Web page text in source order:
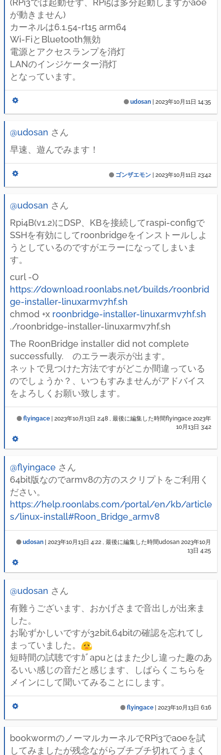
(RPi3では起動せず、RPi5は多分起動しますがaoe
が動きません)
カーネルは6.1.54-rt15 arm64
Wi-FiとBluetooth無効
電源とアクセスランプを消灯
LANのインジケーター消灯
となっています。
udosan 2023年10月11日 14:35
@udosan さん
早速、遊んでみます！
ゴンザエモン 2023年10月11日 23:42
@udosan さん
Rpi4B(v1.2)にDSP、KBを接続してraspi-configで
SSHを有効にしてroonbridgeをインストールしよ
うとしているのですがエラーになってしまいま
す。
curl -O
https://download.roonlabs.net/builds/roonbrid
ge-installer-linuxarmv7hf.sh
chmod +x roonbridge-installer-linuxarmv7hf.sh
./roonbridge-installer-linuxarmv7hf.sh
The RoonBridge installer did not complete
successfully. のエラー表示が出ます。
ネットで見つけた方法ですがどこか間違っている
のでしょうか？、いつもすみませんがアドバイス
をよろしくお願い致します。
flyingace 2023年10月13日 2:48 , 最後に編集した時間flyingace 2023年
10月13日 3:42
@flyingace さん
64bit版なのでarmv8の方のスクリプトをご利用く
ださい。
https://help.roonlabs.com/portal/en/kb/article
s/linux-install#Roon_Bridge_armv8
udosan 2023年10月13日 4:22 , 最後に編集した時間udosan 2023年10月
13日 4:25
@udosan さん
有難うございます、おかげさまで音出しが出来ま
した。
お恥ずかしいですが32bit,64bitの確認を忘れてし
まっていました。
短時間の試聴ですｶﾞapuとはまた少し違った趣のあ
るいい感じの音だと感じます、しばらくこちらを
メインにして聞いてみることにします。
flyingace 2023年10月13日 6:16
bookwormのノーマルカーネルでRPi3でaoeを試
してみましたが残念ながらブチブチ切れてうまく